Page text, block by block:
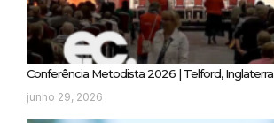
Conferência Metodista 2026 | Telford, Inglaterra
junho 29, 2026